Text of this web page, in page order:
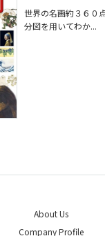
世界の名画約３６０
分図を用いてわか...
About Us
Company Profile